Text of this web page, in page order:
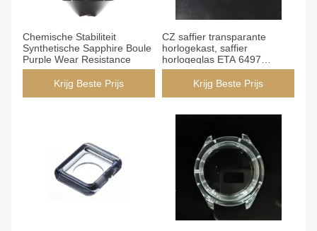
Chemische Stabiliteit
Synthetische Sapphire Boule
Purple Wear Resistance
Krijg Beste Prijs
CZ saffier transparante
horlogekast, saffier
horlogeglas ETA 6497
uurwerk
Krijg Beste Prijs